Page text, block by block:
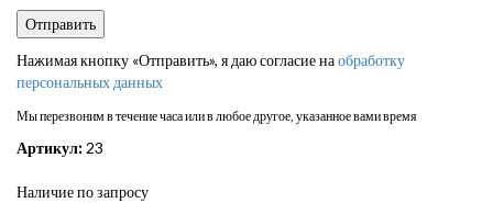
Нажимая кнопку «Отправить», я даю согласие наобработку
персональных данных
Мы перезвоним в течение часа или в любое другое, указанное вами время
Артикул: 23
Наличие по запросу